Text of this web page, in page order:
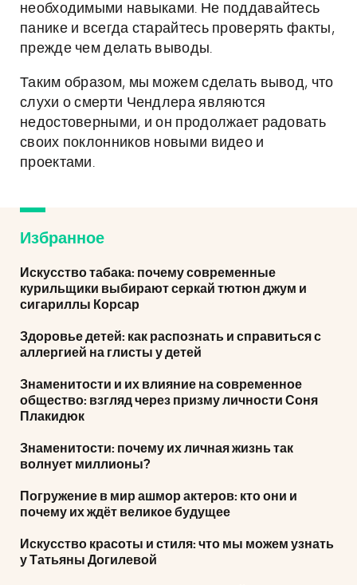
необходимыми навыками. Не поддавайтесь
панике и всегда старайтесь проверять факты,
прежде чем делать выводы.
Таким образом, мы можем сделать вывод, что
слухи о смерти Чендлера являются
недостоверными, и он продолжает радовать
своих поклонников новыми видео и
проектами.
Избранное
Искусство табака: почему современные
курильщики выбирают серкай тютюн джум и
сигариллы Корсар
Здоровье детей: как распознать и справиться с
аллергией на глисты у детей
Знаменитости и их влияние на современное
общество: взгляд через призму личности Соня
Плакидюк
Знаменитости: почему их личная жизнь так
волнует миллионы?
Погружение в мир ашмор актеров: кто они и
почему их ждёт великое будущее
Искусство красоты и стиля: что мы можем узнать
у Татьяны Догилевой